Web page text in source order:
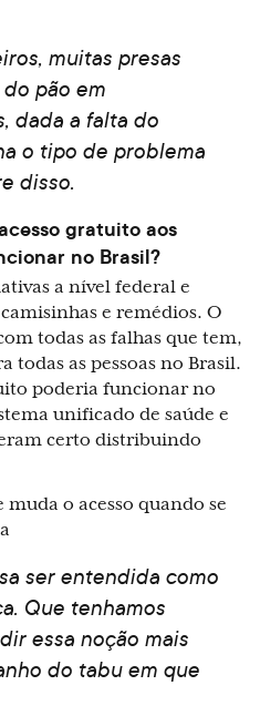
muitas presas
pão em
dada a falta do
o tipo de problema
disso.
gratuito aos
no Brasil?
a nível federal e
e remédios. O
todas as falhas que tem,
todas as pessoas no Brasil.
poderia funcionar no
unificado de saúde e
certo distribuindo
o acesso quando se
ser entendida como
Que tenhamos
essa noção mais
do tabu em que